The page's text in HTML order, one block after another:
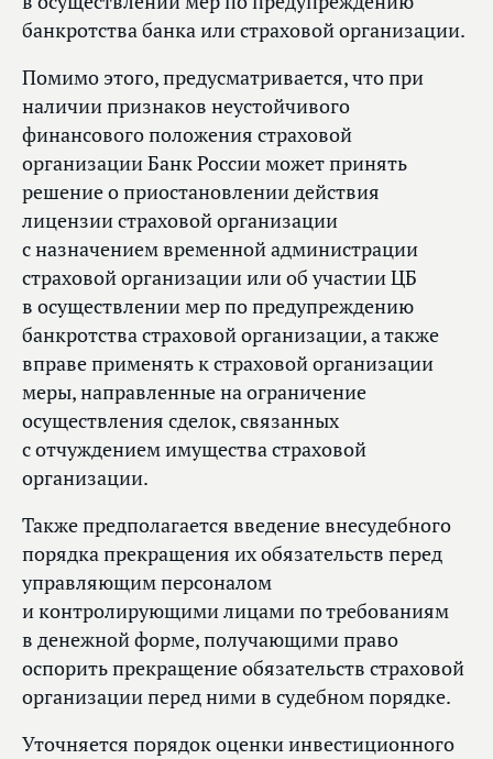
банкротства банка или страховой организации.
Помимо этого, предусматривается, что при
наличии признаков неустойчивого
финансового положения страховой
организации Банк России может принять
решение о приостановлении действия
лицензии страховой организации
с назначением временной администрации
страховой организации или об участии ЦБ
в осуществлении мер по предупреждению
банкротства страховой организации, а также
вправе применять к страховой организации
меры, направленные на ограничение
осуществления сделок, связанных
с отчуждением имущества страховой
организации.
Также предполагается введение внесудебного
порядка прекращения их обязательств перед
управляющим персоналом
и контролирующими лицами по требованиям
в денежной форме, получающими право
оспорить прекращение обязательств страховой
организации перед ними в судебном порядке.
Уточняется порядок оценки инвестиционного